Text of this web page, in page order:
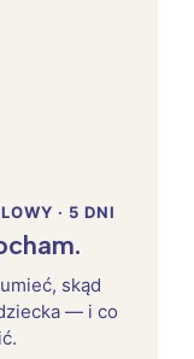
· 5 DNI
skąd
— i co